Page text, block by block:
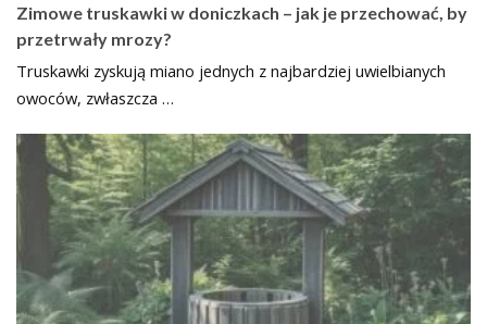
Zimowe truskawki w doniczkach – jak je przechować, by
przetrwały mrozy?
Truskawki zyskują miano jednych z najbardziej uwielbianych
owoców, zwłaszcza …